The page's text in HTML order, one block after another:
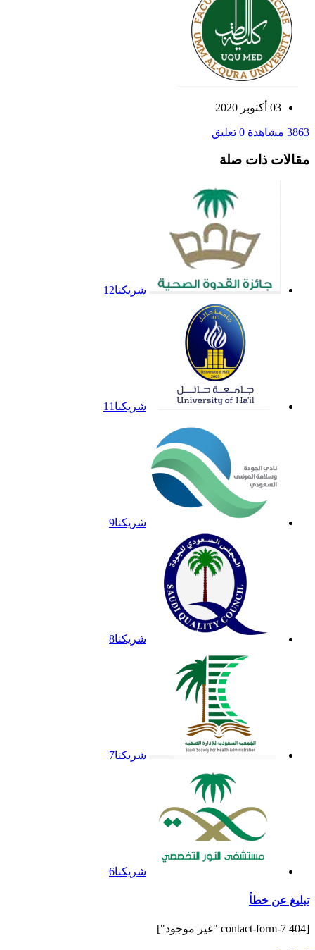
03 أكتوبر 2020
3863 مشاهدة 0 تعليق
مقالات ذات صلة
شريكنا12
شريكنا11
شريكنا9
شريكنا8
شريكنا7
شريكنا6
تبليغ عن خطأ
[contact-form-7 404 "غير موجود"]